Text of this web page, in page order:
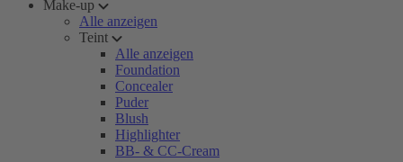
Make-up
Alle anzeigen
Teint
Alle anzeigen
Foundation
Concealer
Puder
Blush
Highlighter
BB- & CC-Cream